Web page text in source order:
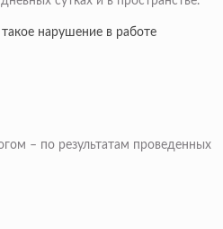
нарушение в работе
– по результатам проведенных